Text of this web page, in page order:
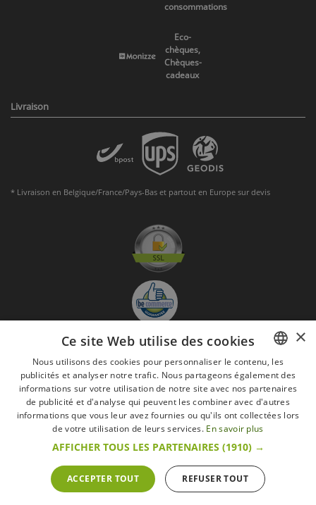
consommations
Eco-
chèques,
Chèques-
cadeaux
Livraison
* Livraison en Belgique/France/Pays-Bas et partout en Europe sur devis
S'abonner à la Newsletter
GO
Je suis d'accord avecles Mentions légales
Toutes les marques Conditions générales
Mentions légales
Retour & Droit de rétractation
FAQ Recrutement
Tous droits réservés © 2017 Les Secrets du Chef | Tous les prix indiqués sur le site
FRENCH
DUTCH
×
Ce site Web utilise des cookies
Nous utilisons des cookies pour personnaliser le contenu, les
publicités et analyser notre trafic. Nous partageons également des
informations sur votre utilisation de notre site avec nos partenaires
de publicité et d'analyse qui peuvent les combiner avec d'autres
informations que vous leur avez fournies ou qu'ils ont collectées lors
de votre utilisation de leurs services. En savoir plus
AFFICHER TOUS LES PARTENAIRES (1910) →
ACCEPTER TOUT REFUSER TOUT